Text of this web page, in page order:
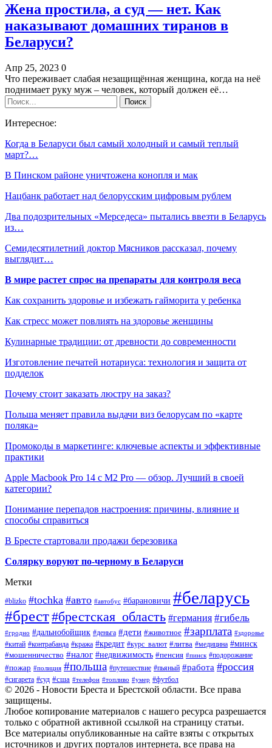
Жена простила, а суд — нет. Как
наказывают домашних тиранов в
Беларуси?
Апр 25, 2023 0
Что переживает слабая незащищённая женщина, когда на неё
поднимает руку муж – человек, который должен её…
Интересное:
Когда в Беларуси был самый холодный и самый теплый
март?…
В Пинском районе уничтожена конопля и мак
Нацбанк работает над белорусским цифровым рублем
Два подозрительных «Мерседеса» пытались ввезти в Беларусь
из…
Семидесятилетний доктор Мясников рассказал, почему
выглядит…
В мире растет спрос на препараты для контроля веса
Как сохранить здоровье и избежать гайморита у ребенка
Как стресс может повлиять на здоровье женщины
Кулинарные традиции: от древности до современности
Изготовление печатей нотариуса: технология и защита от
подделок
Почему стоит заказать люстру на заказ?
Польша меняет правила выдачи виз белорусам по «карте
поляка»
Промокоды в маркетинге: ключевые аспекты и эффективные
практики
Apple Macbook Pro 14 с M2 Pro — обзор. Лучший в своей
категории?
Понимание перепадов настроения: причины, влияние и
способы справиться
В Бресте стартовали продажи березовика
Солярку воруют по-черному в Беларуси
Метки
#blizko #tochka #авто #автобус #барановичи #беларусь
#брест#брестская_область #германия #гибель
#гродно #дальнобойщик #деньга #дети #животное #зарплата #здоровье
#китай #контрабанда #кража #кредит #курс_валют #литва #медицина #минск
#мошенничество #налог #недвижимость #пенсия #пинск #подорожание
#пожар #полиция #польша #путешествие #пьяный #работа #россия
#сигарета #суд #сша #телефон #топливо #умер #футбол
© 2026 - Новости Бреста и Брестской области. Все права
защищены.
Любое копирование материалов с нашего ресурса разрешается
только с обратной активной ссылкой на страницу статьи.
Все материалы опубликованные на сайте взяты с открытых
источников и других порталов интернета, все права на